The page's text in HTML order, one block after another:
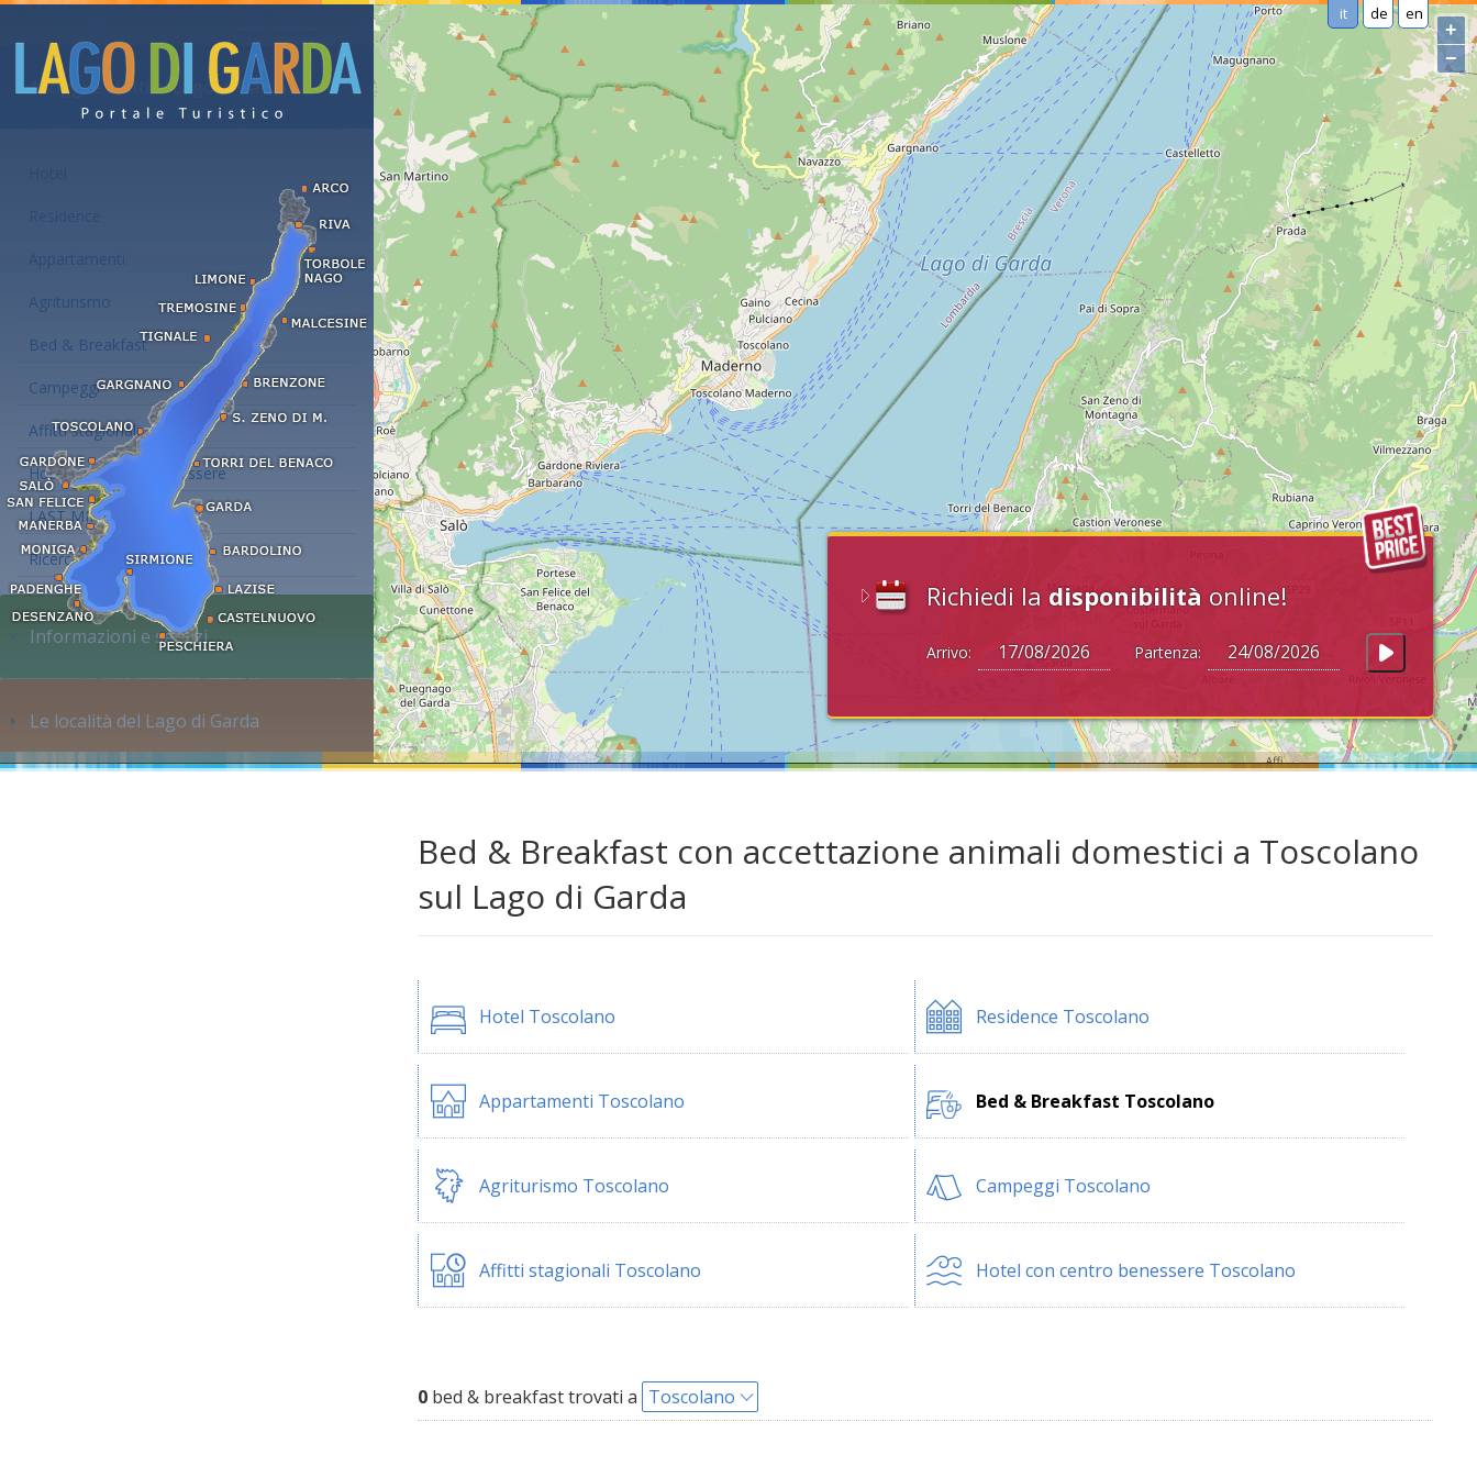
it de en
Richiedi la disponibilità online!
Arrivo: Partenza:
+
−
Alloggi e affitti al Lago di Garda
Appartamenti
Agriturismo
Bed & Breakfast
Campeggi
Affitti stagionali
Hotel con centro benessere
LAST MINUTE
Ricerca alloggi...
Informazioni e servizi
Le località del Lago di Garda
Bed & Breakfast con accettazione animali domestici a Toscolano
sul Lago di Garda
Hotel Toscolano Residence Toscolano
Appartamenti Toscolano Bed & Breakfast Toscolano
Agriturismo Toscolano Campeggi Toscolano
Affitti stagionali Toscolano Hotel con centro benessere Toscolano
0 bed & breakfast trovati a Toscolano